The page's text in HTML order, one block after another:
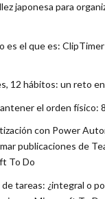
japonesa para
es el que es:
12 hábitos: un reto
el orden físico:
con Power
publicaciones de
To Do
tareas: ¿integral o